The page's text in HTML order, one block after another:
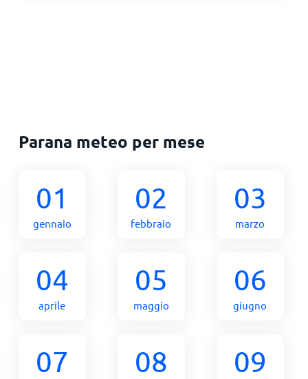
Parana meteo per mese
01
gennaio
02
febbraio
03
marzo
04
aprile
05
maggio
06
giugno
07 08 09